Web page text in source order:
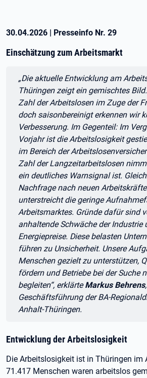
30.04.2026 | Presseinfo Nr. 29
Einschätzung zum Arbeitsmarkt
Zitat:
„Die aktuelle Entwicklung am
Thüringen zeigt ein gemischtes
Zahl der Arbeitslosen im Zuge der
doch saisonbereinigt erkennen wir
Verbesserung. Im Gegenteil: Im
Vorjahr ist die Arbeitslosigkeit
im Bereich der
Zahl der Langzeitarbeitslosen
ein deutliches Warnsignal ist.
Nachfrage nach neuen
unterstreicht die geringe
Arbeitsmarktes. Gründe dafür sind
anhaltende Schwäche der Industrie
Energiepreise. Diese belasten
führen zu Unsicherheit. Unsere
Menschen gezielt zu unterstützen,
fördern und Betriebe bei der Suche
begleiten“, erklärteMarkus Behrens
Geschäftsführung der BA-
Anhalt-Thüringen.
Entwicklung der Arbeitslosigkeit
Die Arbeitslosigkeit ist in Thüringen im
71.417 Menschen waren arbeitslos